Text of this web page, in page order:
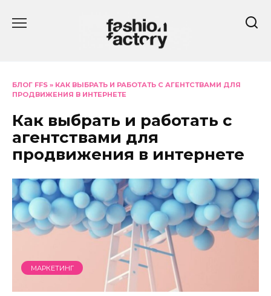
БЛОГ FFS » КАК ВЫБРАТЬ И РАБОТАТЬ С АГЕНТСТВАМИ ДЛЯ
ПРОДВИЖЕНИЯ В ИНТЕРНЕТЕ
Как выбрать и работать с
агентствами для
продвижения в интернете
МАРКЕТИНГ